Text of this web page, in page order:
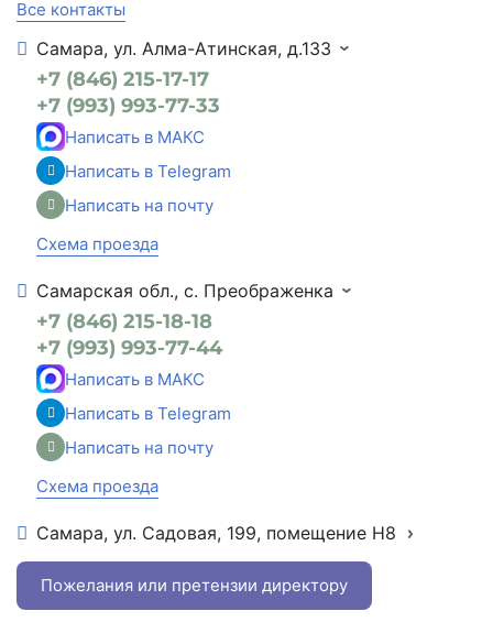
Все контакты
Самара, ул. Алма-Атинская, д.133
+7 (846) 215-17-17
+7 (993) 993-77-33
Написать в МАКС
Написать в Telegram
Написать на почту
Схема проезда
Самарская обл., с. Преображенка
+7 (846) 215-18-18
+7 (993) 993-77-44
Написать в МАКС
Написать в Telegram
Написать на почту
Схема проезда
Самара, ул. Садовая, 199, помещение Н8
+7 (993) 993-77-22
Написать в МАКС
Пожелания или претензии директору